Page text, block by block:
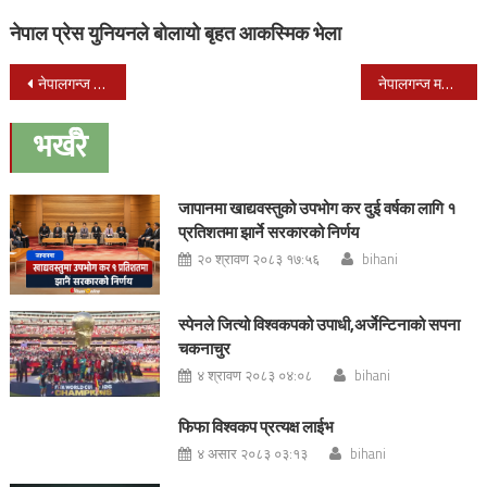
नेपाल प्रेस युनियनले बोलायो बृहत आकस्मिक भेला
Post
navigation
नेपालगन्ज महोत्सवमा आज हास्यकलाकार माग्ने बुढा र गोपाल नेपाल जिएम आउने नेपालगन्ज महोत्सवमा माग्नेले हसाए अनि गोपालले झुमिझुमी नचाए
भर्खरै
जापानमा खाद्यवस्तुको उपभोग कर दुई वर्षका लागि १
प्रतिशतमा झार्ने सरकारको निर्णय
२० श्रावण २०८३ १७:५६ bihani
स्पेनले जित्यो विश्वकपको उपाधी,अर्जेन्टिनाको सपना
चकनाचुर
४ श्रावण २०८३ ०४:०८ bihani
फिफा विश्वकप प्रत्यक्ष लाईभ
४ असार २०८३ ०३:१३ bihani